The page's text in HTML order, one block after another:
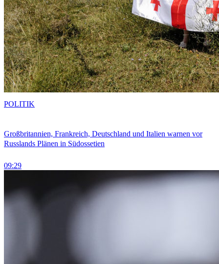
Großbritannien, Frankreich, Deutschland und Italien warnen vor
Russlands Plänen in Südossetien
09:29
POLITIK